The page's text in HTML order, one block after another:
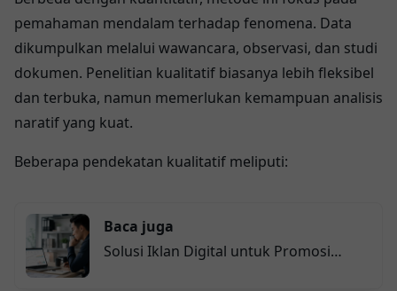
pemahaman mendalam terhadap fenomena. Data
dikumpulkan melalui wawancara, observasi, dan studi
dokumen. Penelitian kualitatif biasanya lebih fleksibel
dan terbuka, namun memerlukan kemampuan analisis
naratif yang kuat.
Beberapa pendekatan kualitatif meliputi:
Baca juga
Solusi Iklan Digital untuk Promosi